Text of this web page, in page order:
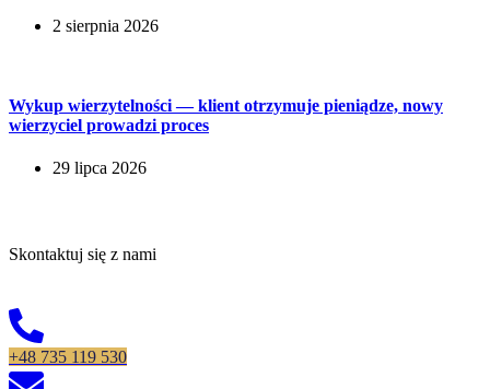
2 sierpnia 2026
Wykup wierzytelności — klient otrzymuje pieniądze, nowy
wierzyciel prowadzi proces
29 lipca 2026
Skontaktuj się z nami
+48 735 119 530